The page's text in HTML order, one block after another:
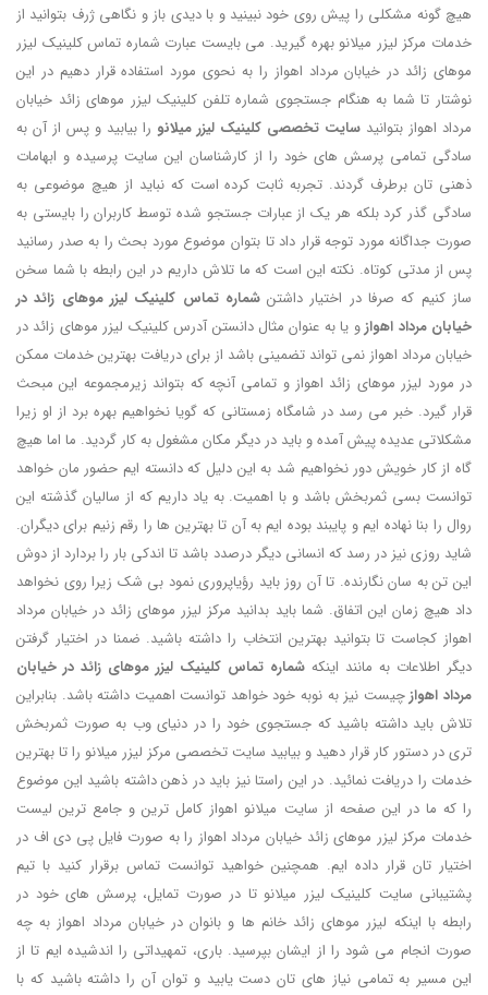
هیچ گونه مشکلی را پیش روی خود نبینید و با دیدی باز و نگاهی ژرف بتوانید از
خدمات مرکز لیزر میلانو بهره گیرید. می بایست عبارت شماره تماس کلینیک لیزر
موهای زائد در خیابان مرداد اهواز را به نحوی مورد استفاده قرار دهیم در این
نوشتار تا شما به هنگام جستجوی شماره تلفن کلینیک لیزر موهای زائد خیابان
مرداد اهواز بتوانید سایت تخصصی کلینیک لیزر میلانو را بیابید و پس از آن به
سادگی تمامی پرسش های خود را از کارشناسان این سایت پرسیده و ابهامات
ذهنی تان برطرف گردند. تجربه ثابت کرده است که نباید از هیچ موضوعی به
سادگی گذر کرد بلکه هر یک از عبارات جستجو شده توسط کاربران را بایستی به
صورت جداگانه مورد توجه قرار داد تا بتوان موضوع مورد بحث را به صدر رسانید
پس از مدتی کوتاه. نکته این است که ما تلاش داریم در این رابطه با شما سخن
ساز کنیم که صرفا در اختیار داشتنشماره تماس کلینیک لیزر موهای زائد در
خیابان مرداد اهوازو یا به عنوان مثال دانستن آدرس کلینیک لیزر موهای زائد در
خیابان مرداد اهواز نمی تواند تضمینی باشد از برای دریافت بهترین خدمات ممکن
در مورد لیزر موهای زائد اهواز و تمامی آنچه که بتواند زیرمجموعه این مبحث
قرار گیرد. خبر می رسد در شامگاه زمستانی که گویا نخواهیم بهره برد از او زیرا
مشکلاتی عدیده پیش آمده و باید در دیگر مکان مشغول به کار گردید. ما اما هیچ
گاه از کار خویش دور نخواهیم شد به این دلیل که دانسته ایم حضور مان خواهد
توانست بسی ثمربخش باشد و با اهمیت. به یاد داریم که از سالیان گذشته این
روال را بنا نهاده ایم و پایبند بوده ایم به آن تا بهترین ها را رقم زنیم برای دیگران.
شاید روزی نیز در رسد که انسانی دیگر درصدد باشد تا اندکی بار را بردارد از دوش
این تن به سان نگارنده. تا آن روز باید رؤیاپروری نمود بی شک زیرا روی نخواهد
داد هیچ زمان این اتفاق. شما باید بدانید مرکز لیزر موهای زائد در خیابان مرداد
اهواز کجاست تا بتوانید بهترین انتخاب را داشته باشید. ضمنا در اختیار گرفتن
دیگر اطلاعات به مانند اینکه شماره تماس کلینیک لیزر موهای زائد در خیابان
مرداد اهوازچیست نیز به نوبه خود خواهد توانست اهمیت داشته باشد. بنابراین
تلاش باید داشته باشید که جستجوی خود را در دنیای وب به صورت ثمربخش
تری در دستور کار قرار دهید و بیابید سایت تخصصی مرکز لیزر میلانو را تا بهترین
خدمات را دریافت نمائید. در این راستا نیز باید در ذهن داشته باشید این موضوع
را که ما در این صفحه از سایت میلانو اهواز کامل ترین و جامع ترین لیست
خدمات مرکز لیزر موهای زائد خیابان مرداد اهواز را به صورت فایل پی دی اف در
اختیار تان قرار داده ایم. همچنین خواهید توانست تماس برقرار کنید با تیم
پشتیبانی سایت کلینیک لیزر میلانو تا در صورت تمایل، پرسش های خود در
رابطه با اینکه لیزر موهای زائد خانم ها و بانوان در خیابان مرداد اهواز به چه
صورت انجام می شود را از ایشان بپرسید. باری، تمهیداتی را اندشیده ایم تا از
این مسیر به تمامی نیاز های تان دست یابید و توان آن را داشته باشید که با